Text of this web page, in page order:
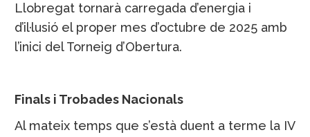
Llobregat tornarà carregada d’energia i
d’il·lusió el proper mes d’octubre de 2025 amb
l’inici del Torneig d’Obertura.
Finals i Trobades Nacionals
Al mateix temps que s’està duent a terme la IV